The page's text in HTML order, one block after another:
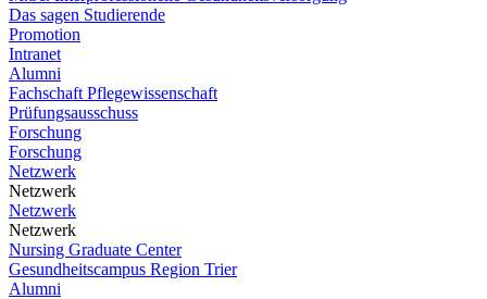
Das sagen Studierende
Promotion
Intranet
Alumni
Fachschaft Pflegewissenschaft
Prüfungsausschuss
Forschung
Forschung
Netzwerk
Netzwerk
Netzwerk
Netzwerk
Nursing Graduate Center
Gesundheitscampus Region Trier
Alumni